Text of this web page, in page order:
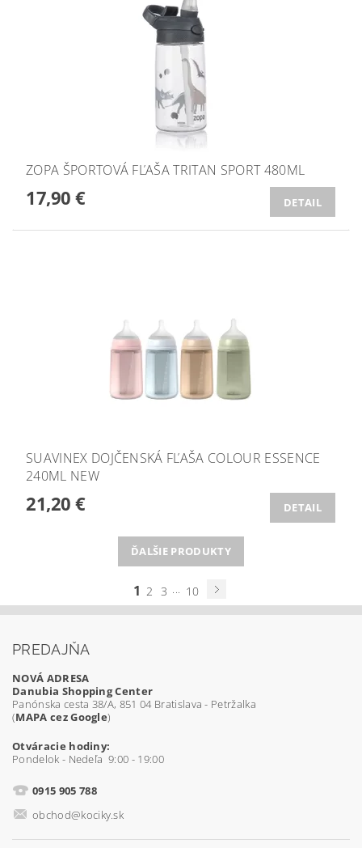
ZOPA ŠPORTOVÁ FĽAŠA TRITAN SPORT 480ML
17,90 € DETAIL
SUAVINEX DOJČENSKÁ FĽAŠA COLOUR ESSENCE
240ML NEW
21,20 € DETAIL
ĎALŠIE PRODUKTY
1 2 3 ... 10
PREDAJŇA
NOVÁ ADRESA
Danubia Shopping Center
Panónska cesta 38/A, 851 04 Bratislava - Petržalka
(MAPA cez Google)
Otváracie hodiny:
Pondelok - Nedeľa 9:00 - 19:00
0915 905 788
obchod@kociky.sk